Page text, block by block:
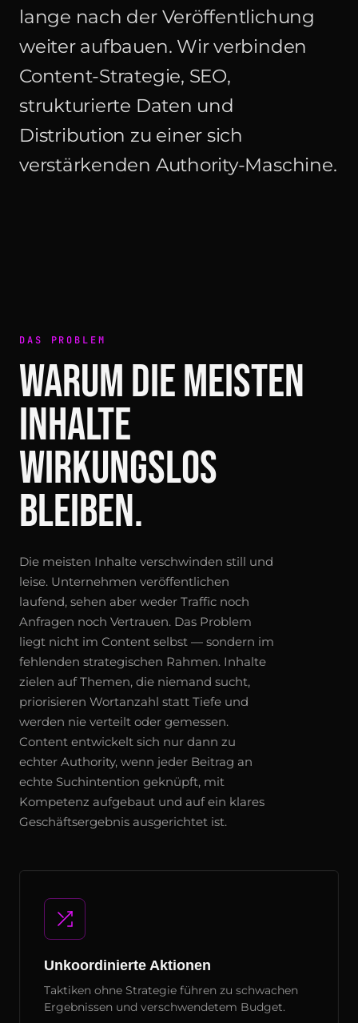
lange nach der Veröffentlichung
weiter aufbauen. Wir verbinden
Content-Strategie, SEO,
strukturierte Daten und
Distribution zu einer sich
verstärkenden Authority-Maschine.
DAS PROBLEM
WARUM DIE MEISTEN
INHALTE
WIRKUNGSLOS
BLEIBEN.
Die meisten Inhalte verschwinden still und
leise. Unternehmen veröffentlichen
laufend, sehen aber weder Traffic noch
Anfragen noch Vertrauen. Das Problem
liegt nicht im Content selbst — sondern im
fehlenden strategischen Rahmen. Inhalte
zielen auf Themen, die niemand sucht,
priorisieren Wortanzahl statt Tiefe und
werden nie verteilt oder gemessen.
Content entwickelt sich nur dann zu
echter Authority, wenn jeder Beitrag an
echte Suchintention geknüpft, mit
Kompetenz aufgebaut und auf ein klares
Geschäftsergebnis ausgerichtet ist.
Unkoordinierte Aktionen
Taktiken ohne Strategie führen zu schwachen
Ergebnissen und verschwendetem Budget.